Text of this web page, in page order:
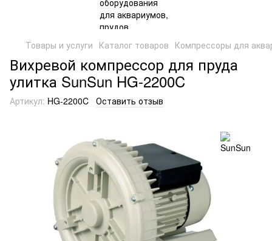
Товары и услуги Каталог товаров Компрессоры для
Вихревой компрессор для пруда
улитка SunSun HG-2200C
Артикул: HG-2200C Оставить отзыв